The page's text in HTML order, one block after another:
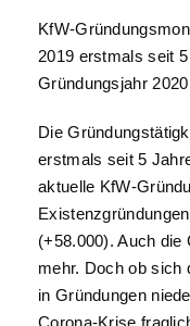
KfW-
2019 erstmals seit
Gründungsjahr 2020
Die
erstmals seit 5
aktuelle KfW-
(+58.000). Auch die
mehr. Doch ob sich
in Gründungen
Corona-Krise